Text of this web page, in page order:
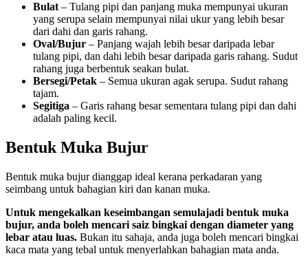
Bulat – Tulang pipi dan panjang muka mempunyai ukuran
yang serupa selain mempunyai nilai ukur yang lebih besar
dari dahi dan garis rahang.
Oval/Bujur – Panjang wajah lebih besar daripada lebar
tulang pipi, dan dahi lebih besar daripada garis rahang. Sudut
rahang juga berbentuk seakan bulat.
Bersegi/Petak – Semua ukuran agak serupa. Sudut rahang
tajam.
Segitiga – Garis rahang besar sementara tulang pipi dan dahi
adalah paling kecil.
Bentuk Muka Bujur
Bentuk muka bujur dianggap ideal kerana perkadaran yang
seimbang untuk bahagian kiri dan kanan muka.
Untuk mengekalkan keseimbangan semulajadi bentuk muka
bujur, anda boleh mencari saiz bingkai dengan diameter yang
lebar atau luas. Bukan itu sahaja, anda juga boleh mencari bingkai
kaca mata yang tebal untuk menyerlahkan bahagian mata anda.